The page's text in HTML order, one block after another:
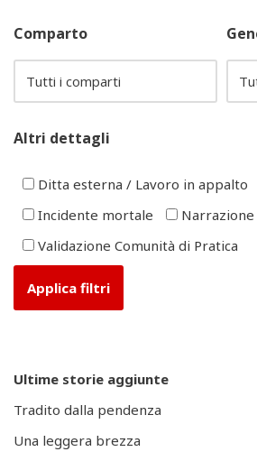
Comparto
Altri dettagli
Ditta esterna / Lavoro in appalto
Incidente mortale
Narrazione
Validazione Comunità di Pratica
Ultime storie aggiunte
Tradito dalla pendenza
Una leggera brezza